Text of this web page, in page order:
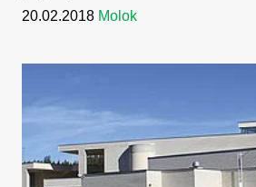
20.02.2018 Molok